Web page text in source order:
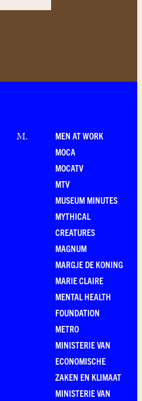
M.
MEN AT WORK
MOCA
MOCATV
MTV
MUSEUM MINUTES
MYTHICAL
CREATURES
MAGNUM
MARGJE DE KONING
MARIE CLAIRE
MENTAL HEALTH
FOUNDATION
METRO
MINISTERIE VAN
ECONOMISCHE
ZAKEN EN KLIMAAT
MINISTERIE VAN